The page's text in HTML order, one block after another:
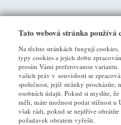
VŠE O
Tato webová stránka používá
Na těchto stránkách fungují
typy cookies a jejich dobu
prosím Vámi preferovanou
vašich práv v souvislosti se
společnost, jejíž stránky procházíte,
osobních údajů. Pokud si myslíte,
měli, máte možnost podat stížnost
však rádi, pokud se nejdříve
požadavek obratem vyřešit.